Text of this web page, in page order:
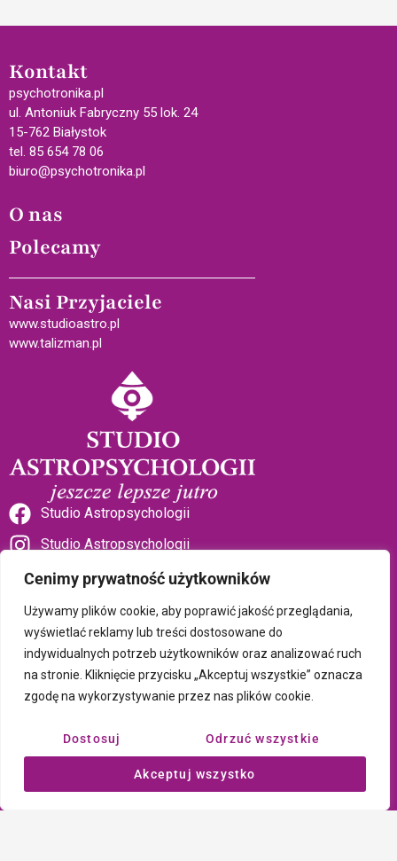
Cenimy prywatność użytkowników
Używamy plików cookie, aby poprawić jakość przeglądania,
wyświetlać reklamy lub treści dostosowane do
indywidualnych potrzeb użytkowników oraz analizować ruch
na stronie. Kliknięcie przycisku „Akceptuj wszystkie” oznacza
zgodę na wykorzystywanie przez nas plików cookie.
Dostosuj Odrzuć wszystkie
Akceptuj wszystko
Kontakt
psychotronika.pl
ul. Antoniuk Fabryczny 55 lok. 24
15-762 Białystok
tel. 85 654 78 06
biuro@psychotronika.pl
O nas
Polecamy
Nasi Przyjaciele
www.studioastro.pl
www.talizman.pl
Studio Astropsychologii
Studio Astropsychologii
Sklep Talizman
Polityka prywatności i plików cookie
Wszystkie treści umieszczone na tej stronie są chronione prawem